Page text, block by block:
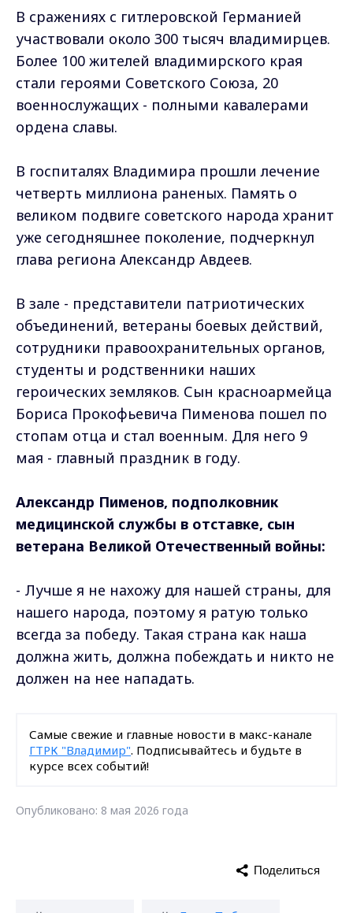
В сражениях с гитлеровской Германией
участвовали около 300 тысяч владимирцев.
Более 100 жителей владимирского края
стали героями Советского Союза, 20
военнослужащих - полными кавалерами
ордена славы.
В госпиталях Владимира прошли лечение
четверть миллиона раненых. Память о
великом подвиге советского народа хранит
уже сегодняшнее поколение, подчеркнул
глава региона Александр Авдеев.
В зале - представители патриотических
объединений, ветераны боевых действий,
сотрудники правоохранительных органов,
студенты и родственники наших
героических земляков. Сын красноармейца
Бориса Прокофьевича Пименова пошел по
стопам отца и стал военным. Для него 9
мая - главный праздник в году.
Александр Пименов, подполковник
медицинской службы в отставке, сын
ветерана Великой Отечественный войны:
- Лучше я не нахожу для нашей страны, для
нашего народа, поэтому я ратую только
всегда за победу. Такая страна как наша
должна жить, должна побеждать и никто не
должен на нее нападать.
Самые свежие и главные новости в макс-канале
ГТРК "Владимир". Подписывайтесь и будьте в
курсе всех событий!
Опубликовано: 8 мая 2026 года
Поделиться